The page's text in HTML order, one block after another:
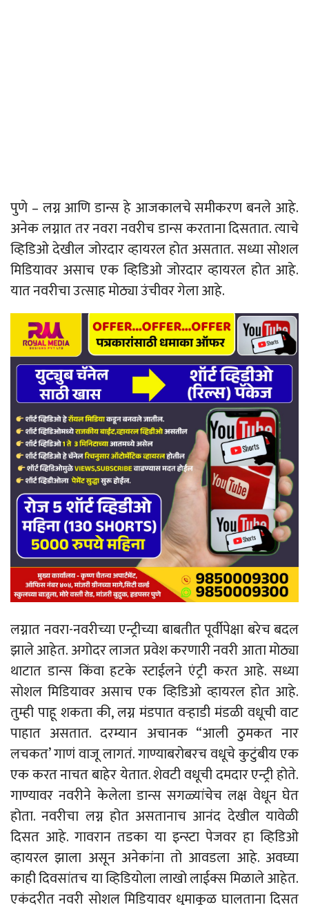
पुणे – लग्न आणि डान्स हे आजकालचे समीकरण बनले आहे.
अनेक लग्नात तर नवरा नवरीच डान्स करताना दिसतात. त्याचे
व्हिडिओ देखील जोरदार व्हायरल होत असतात. सध्या सोशल
मिडियावर असाच एक व्हिडिओ जोरदार व्हायरल होत आहे.
यात नवरीचा उत्साह मोठ्या उंचीवर गेला आहे.
लग्नात नवरा-नवरीच्या एन्ट्रीच्या बाबतीत पूर्वीपेक्षा बरेच बदल
झाले आहेत. अगोदर लाजत प्रवेश करणारी नवरी आता मोठ्या
थाटात डान्स किंवा हटके स्टाईलने एंट्री करत आहे. सध्या
सोशल मिडियावर असाच एक व्हिडिओ व्हायरल होत आहे.
तुम्ही पाहू शकता की, लग्न मंडपात वऱ्हाडी मंडळी वधूची वाट
पाहात असतात. दरम्यान अचानक “आली ठुमकत नार
लचकत’ गाणं वाजू लागतं. गाण्याबरोबरच वधूचे कुटुंबीय एक
एक करत नाचत बाहेर येतात. शेवटी वधूची दमदार एन्ट्री होते.
गाण्यावर नवरीने केलेला डान्स सगळ्यांचेच लक्ष वेधून घेत
होता. नवरीचा लग्न होत असतानाच आनंद देखील यावेळी
दिसत आहे. गावरान तडका या इन्स्टा पेजवर हा व्हिडिओ
व्हायरल झाला असून अनेकांना तो आवडला आहे. अवघ्या
काही दिवसांतच या व्हिडियोला लाखो लाईक्स मिळाले आहेत.
एकंदरीत नवरी सोशल मिडियावर धुमाकूळ घालताना दिसत